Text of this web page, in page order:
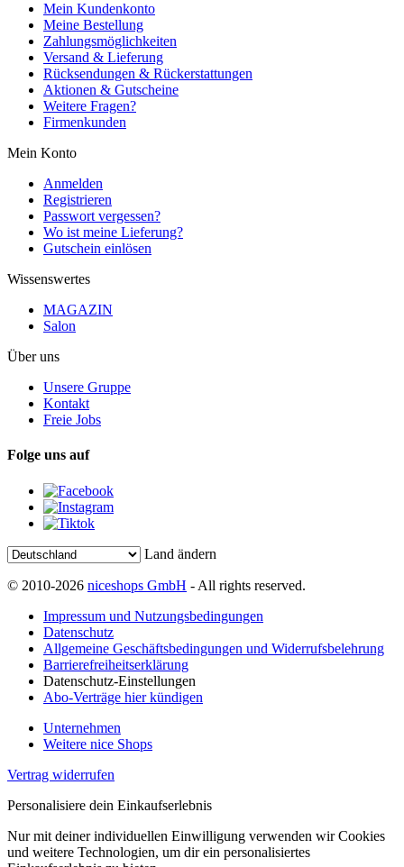
Mein Kundenkonto
Meine Bestellung
Zahlungsmöglichkeiten
Versand & Lieferung
Rücksendungen & Rückerstattungen
Aktionen & Gutscheine
Weitere Fragen?
Firmenkunden
Mein Konto
Anmelden
Registrieren
Passwort vergessen?
Wo ist meine Lieferung?
Gutschein einlösen
Wissenswertes
MAGAZIN
Salon
Über uns
Unsere Gruppe
Kontakt
Freie Jobs
Folge uns auf
Land ändern
© 2010-2026 niceshops GmbH - All rights reserved.
Impressum und Nutzungsbedingungen
Datenschutz
Allgemeine Geschäftsbedingungen und Widerrufsbelehrung
Barrierefreiheitserklärung
Datenschutz-Einstellungen
Abo-Verträge hier kündigen
Unternehmen
Weitere nice Shops
Vertrag widerrufen
Personalisiere dein Einkaufserlebnis
Nur mit deiner individuellen Einwilligung verwenden wir Cookies
und weitere Technologien, um dir ein personalisiertes